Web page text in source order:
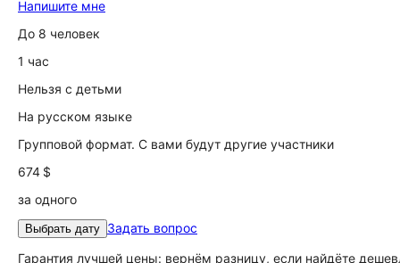
Напишите мне
До 8 человек
1 час
Нельзя с детьми
На русском языке
Групповой формат. С вами будут другие участники
674 $
за одного
Выбрать дату Задать вопрос
Гарантия лучшей цены: вернём разницу, если найдёте